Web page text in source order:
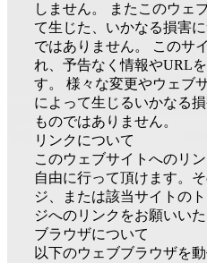
しません。 またこのウェ
て生じた、いかなる損害
ではありません。 このサ
れ、予告なく情報やURL
す。 様々な変更やウェブ
によって生じるいかなる
ものではありません。
リンクについて
このウェブサイトへのリ
自由に行って頂けます。
ジ、または該当サイトの
ジへのリンクをお願いいた
ブラウザについて
以下のウェブブラウザを